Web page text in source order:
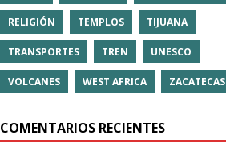
RELIGIÓN TEMPLOS TIJUANA
TRANSPORTES TREN UNESCO
VOLCANES WEST AFRICA ZACATECAS
COMENTARIOS RECIENTES